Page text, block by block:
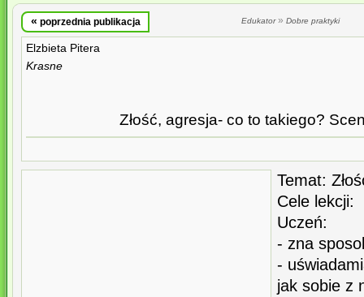
« poprzednia publikacja Edukator» Dobre praktyki
Elzbieta Pitera
Krasne
Złość, agresja- co to takiego?
Temat:
Cele lekcji:
Uczeń:
- zna
-
jak sobie z